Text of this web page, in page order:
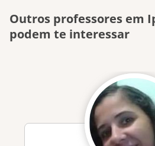
Outros professores em
podem te interessar